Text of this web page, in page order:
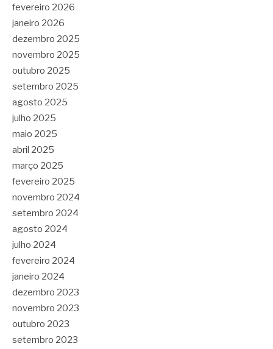
fevereiro 2026
janeiro 2026
dezembro 2025
novembro 2025
outubro 2025
setembro 2025
agosto 2025
julho 2025
maio 2025
abril 2025
março 2025
fevereiro 2025
novembro 2024
setembro 2024
agosto 2024
julho 2024
fevereiro 2024
janeiro 2024
dezembro 2023
novembro 2023
outubro 2023
setembro 2023